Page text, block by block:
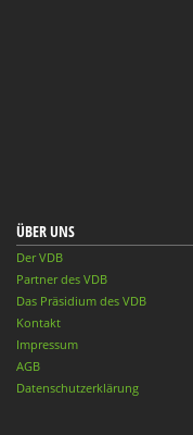
ÜBER UNS
Der VDB
Partner des VDB
Das Präsidium des VDB
Kontakt
Impressum
AGB
Datenschutzerklärung